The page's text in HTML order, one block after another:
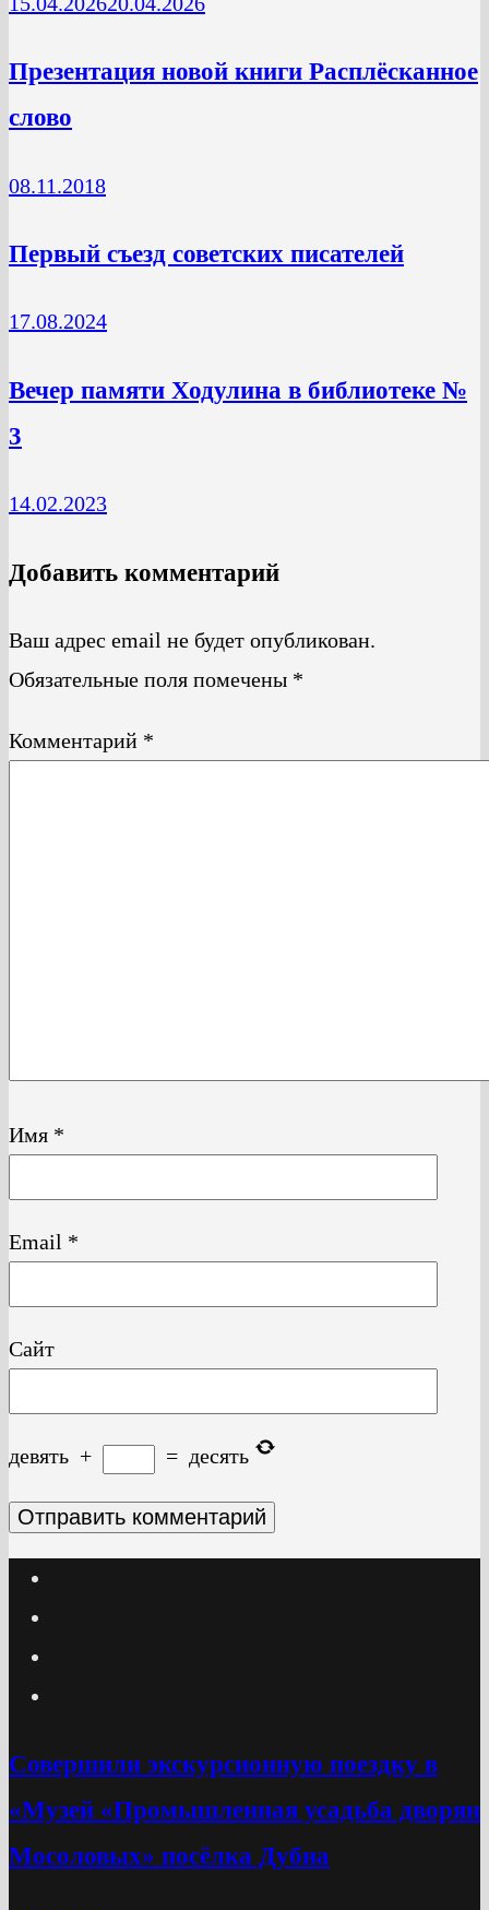
Презентация новой книги Расплёсканное
слово
08.11.2018
Первый съезд советских писателей
17.08.2024
Вечер памяти Ходулина в библиотеке №
3
14.02.2023
Добавить комментарий
Ваш адрес email не будет опубликован.
Обязательные поля помечены *
Комментарий *
Имя *
Email *
Сайт
девять + = десять
Cовершили экскурсионную поездку в
«Музей «Промышленная усадьба дворян
Мосоловых» посёлка Дубна